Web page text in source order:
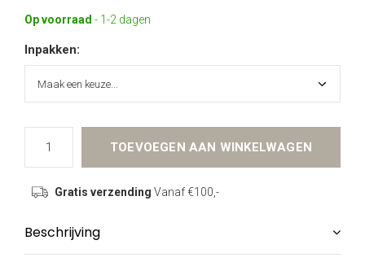
Op voorraad - 1-2 dagen
Inpakken:
TOEVOEGEN AAN WINKELWAGEN
Gratis verzending Vanaf €100,-
Beschrijving